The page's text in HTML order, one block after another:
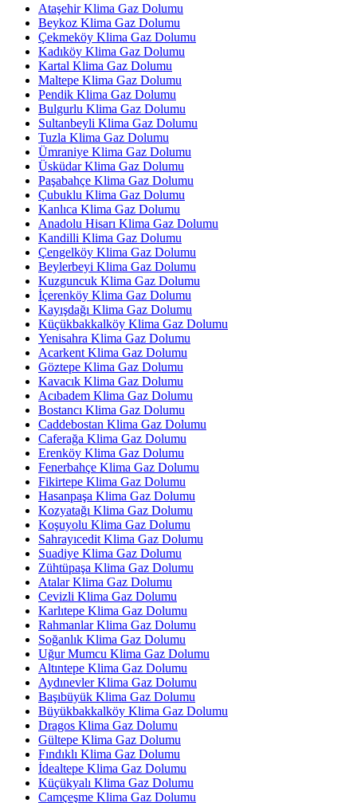
Ataşehir Klima Gaz Dolumu
Beykoz Klima Gaz Dolumu
Çekmeköy Klima Gaz Dolumu
Kadıköy Klima Gaz Dolumu
Kartal Klima Gaz Dolumu
Maltepe Klima Gaz Dolumu
Pendik Klima Gaz Dolumu
Bulgurlu Klima Gaz Dolumu
Sultanbeyli Klima Gaz Dolumu
Tuzla Klima Gaz Dolumu
Ümraniye Klima Gaz Dolumu
Üsküdar Klima Gaz Dolumu
Paşabahçe Klima Gaz Dolumu
Çubuklu Klima Gaz Dolumu
Kanlıca Klima Gaz Dolumu
Anadolu Hisarı Klima Gaz Dolumu
Kandilli Klima Gaz Dolumu
Çengelköy Klima Gaz Dolumu
Beylerbeyi Klima Gaz Dolumu
Kuzguncuk Klima Gaz Dolumu
İçerenköy Klima Gaz Dolumu
Kayışdağı Klima Gaz Dolumu
Küçükbakkalköy Klima Gaz Dolumu
Yenisahra Klima Gaz Dolumu
Acarkent Klima Gaz Dolumu
Göztepe Klima Gaz Dolumu
Kavacık Klima Gaz Dolumu
Acıbadem Klima Gaz Dolumu
Bostancı Klima Gaz Dolumu
Caddebostan Klima Gaz Dolumu
Caferağa Klima Gaz Dolumu
Erenköy Klima Gaz Dolumu
Fenerbahçe Klima Gaz Dolumu
Fikirtepe Klima Gaz Dolumu
Hasanpaşa Klima Gaz Dolumu
Kozyatağı Klima Gaz Dolumu
Koşuyolu Klima Gaz Dolumu
Sahrayıcedit Klima Gaz Dolumu
Suadiye Klima Gaz Dolumu
Zühtüpaşa Klima Gaz Dolumu
Atalar Klima Gaz Dolumu
Cevizli Klima Gaz Dolumu
Karlıtepe Klima Gaz Dolumu
Rahmanlar Klima Gaz Dolumu
Soğanlık Klima Gaz Dolumu
Uğur Mumcu Klima Gaz Dolumu
Altıntepe Klima Gaz Dolumu
Aydınevler Klima Gaz Dolumu
Başıbüyük Klima Gaz Dolumu
Büyükbakkalköy Klima Gaz Dolumu
Dragos Klima Gaz Dolumu
Gültepe Klima Gaz Dolumu
Fındıklı Klima Gaz Dolumu
İdealtepe Klima Gaz Dolumu
Küçükyalı Klima Gaz Dolumu
Camçeşme Klima Gaz Dolumu